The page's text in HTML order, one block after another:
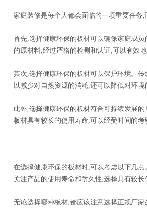
家庭装修是每个人都会面临的一项重要任务
首先,选择健康环保的板材可以确保家庭成
的原材料,经过严格的检测和认证,可以有效
其次,选择健康环保的板材可以保护环境。
以减少对自然资源的消耗,还可以降低对环境
此外,选择健康环保的板材符合可持续发展
板材具有较长的使用寿命,可以经受时间的考
在选择健康环保的板材时,可以考虑以下几
关注产品的使用寿命和耐久性,选择具有较
无论选择哪种板材,都应该注意选择正规厂家